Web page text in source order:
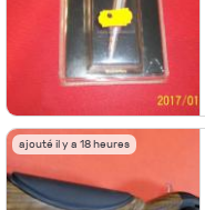
ajouté il y a 18 heures